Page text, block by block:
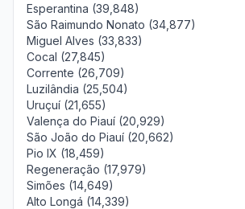
Esperantina (39,848)
São Raimundo Nonato (34,877)
Miguel Alves (33,833)
Cocal (27,845)
Corrente (26,709)
Luzilândia (25,504)
Uruçuí (21,655)
Valença do Piauí (20,929)
São João do Piauí (20,662)
Pio IX (18,459)
Regeneração (17,979)
Simões (14,649)
Alto Longá (14,339)